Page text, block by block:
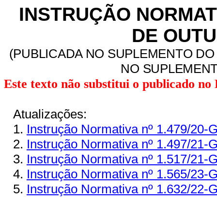
INSTRUÇÃO
DE
(PUBLICADA NO SUPLEMENTO
NO
Este texto não substitui o publicado no
Atualizações:
1. Instrução Normativa nº 1.479/20-
2. Instrução Normativa nº 1.497/21-
3. Instrução Normativa nº 1.517/21-
4. Instrução Normativa nº 1.565/23-
5. Instrução Normativa nº 1.632/22-